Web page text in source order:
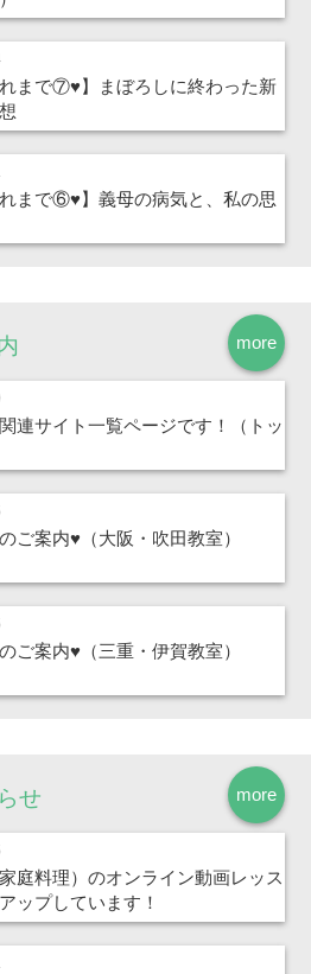
れまで⑦♥】まぼろしに終わった新
れまで⑥♥】義母の病気と、私の思
more
連サイト一覧ページです！（トッ
ご案内♥（大阪・吹田教室）
ご案内♥（三重・伊賀教室）
more
せ
庭料理）のオンライン動画レッス
ップしています！